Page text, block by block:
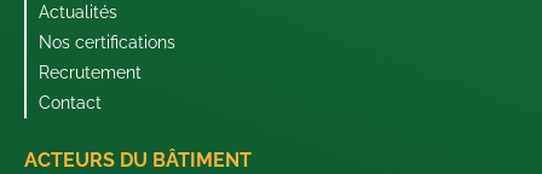
Actualités
Nos certifications
Recrutement
Contact
ACTEURS DU BÂTIMENT